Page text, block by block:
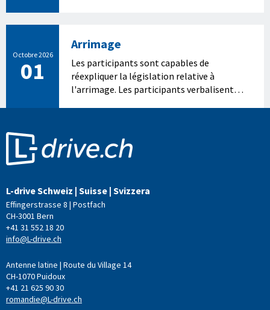
Octobre 2026
01
Arrimage
Les participants sont capables de
réexpliquer la législation relative à
l'arrimage. Les participants verbalisent
marchandise.
L-drive Schweiz | Suisse | Svizzera
Effingerstrasse 8 | Postfach
CH-3001 Bern
+41 31 552 18 20
info@L-drive.ch
Antenne latine | Route du Village 14
CH-1070 Puidoux
+41 21 625 90 30
romandie@L-drive.ch